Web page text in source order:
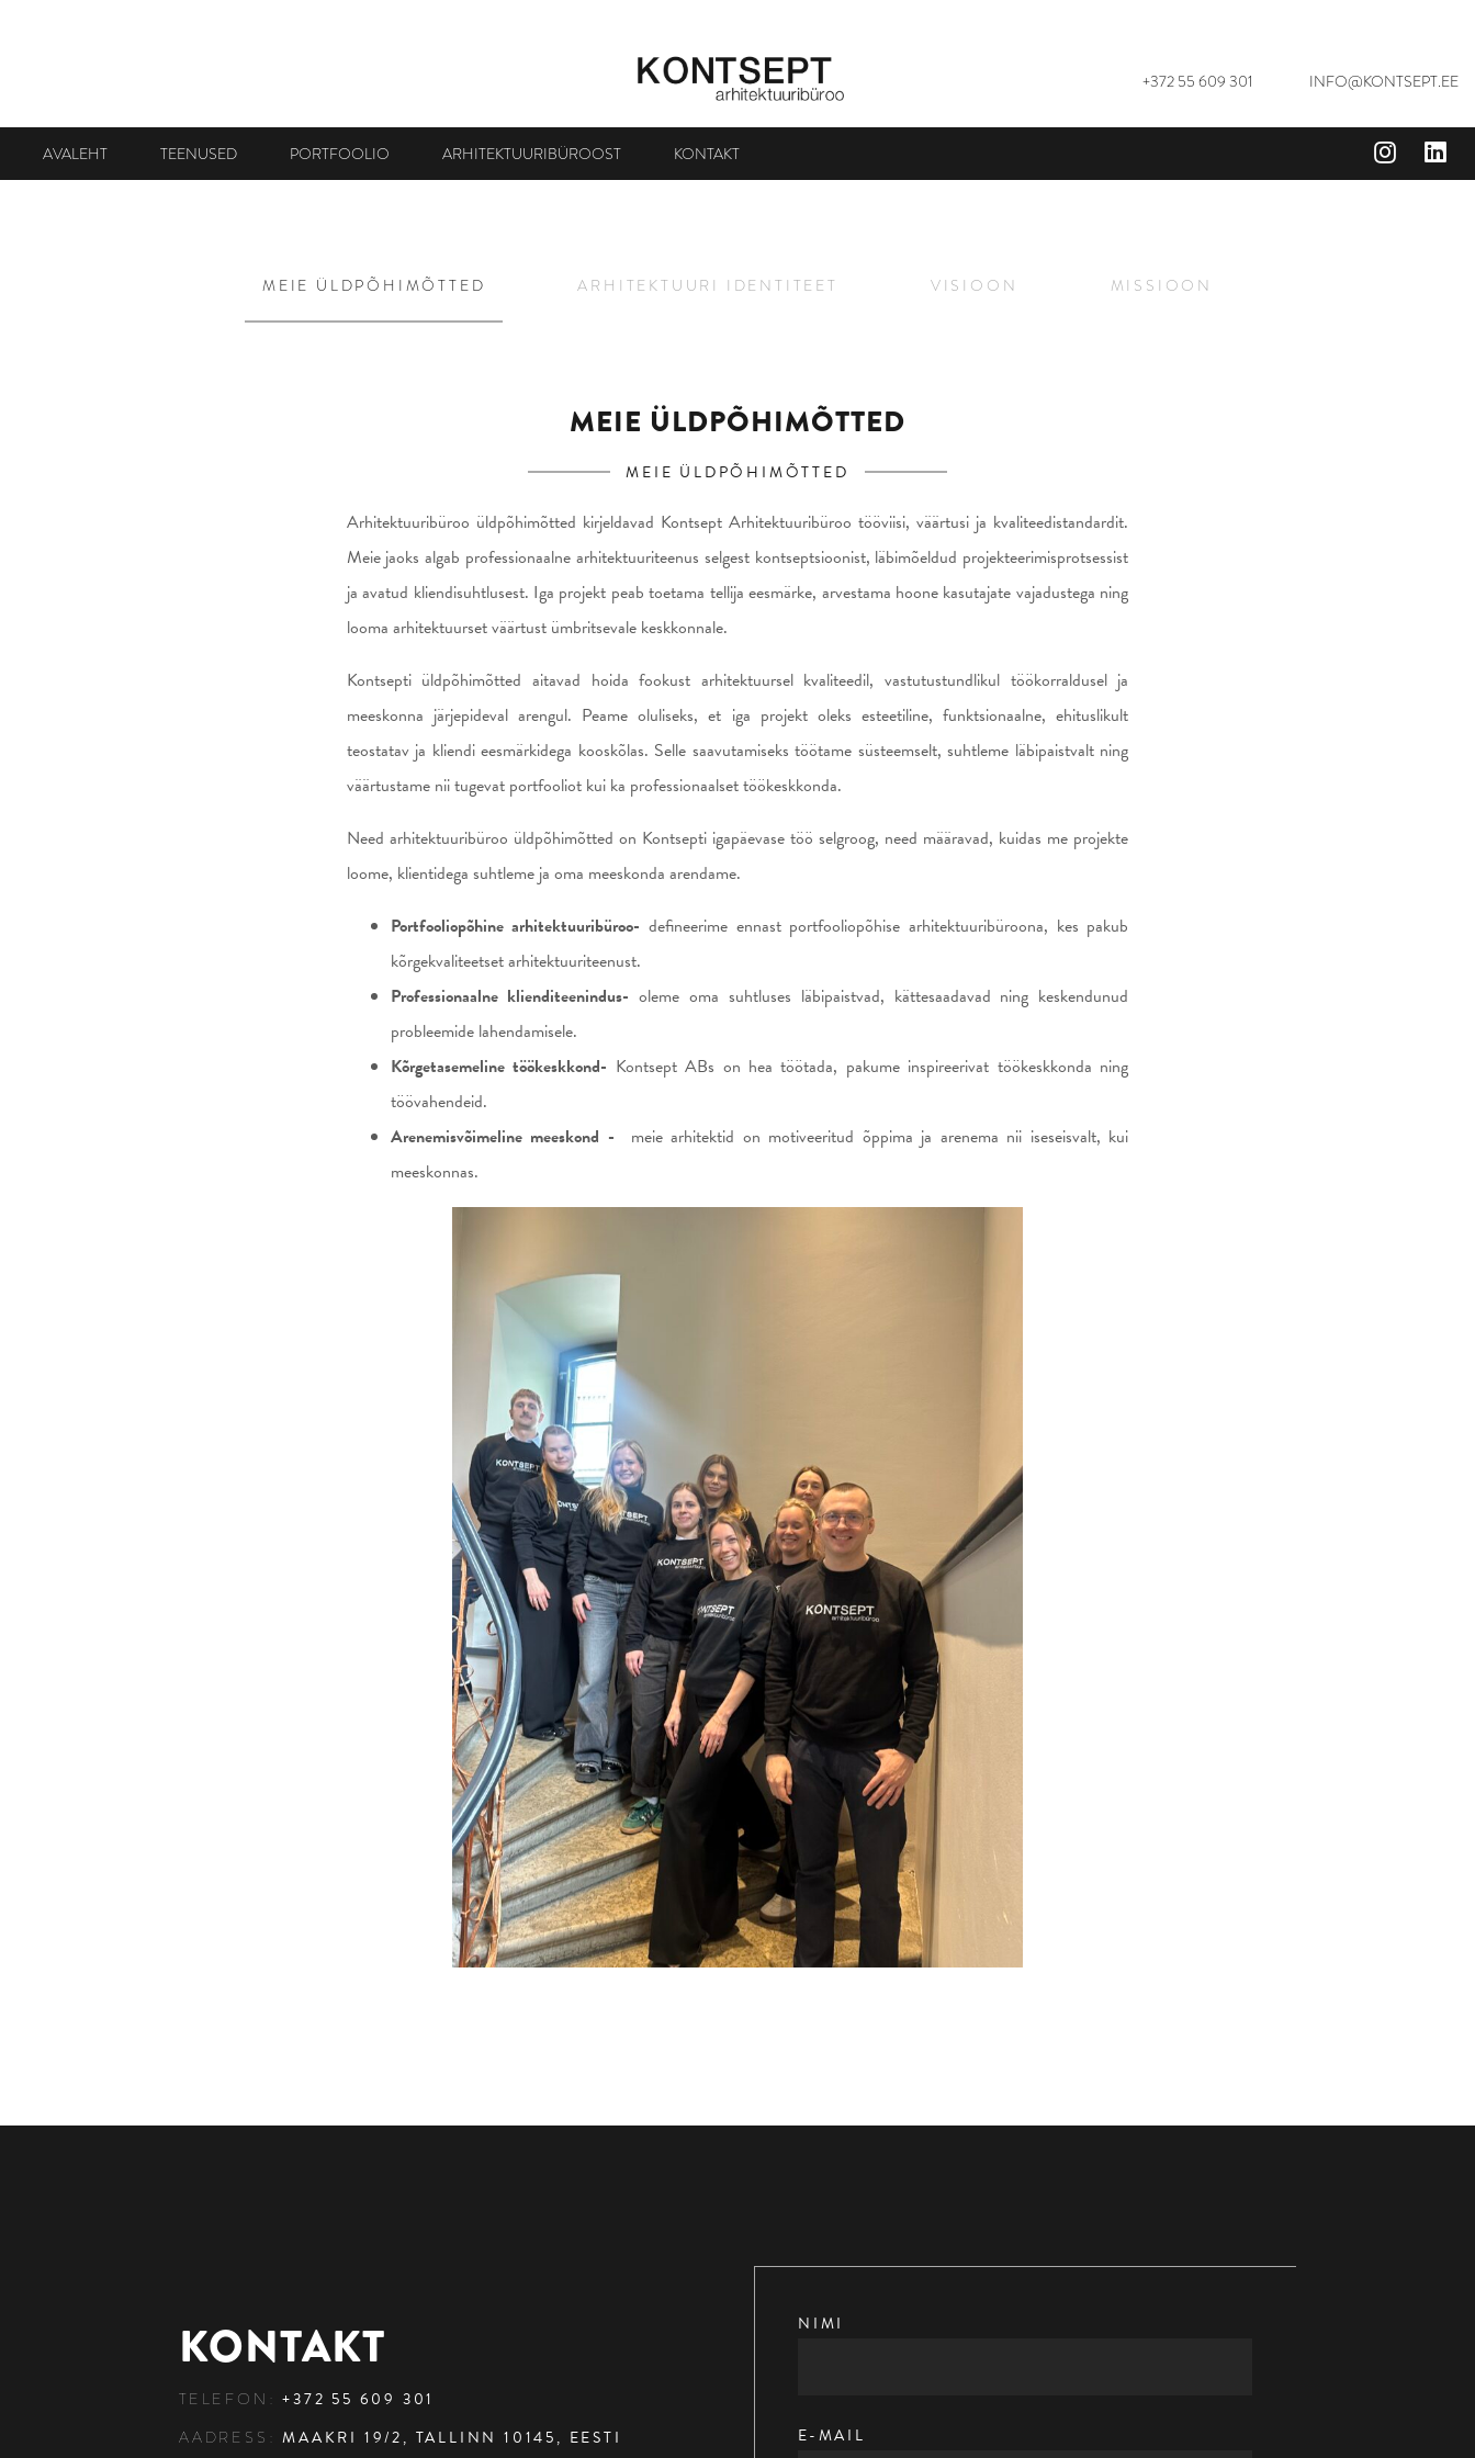
+372 55 609 301 INFO@KONTSEPT.EE
AVALEHT TEENUSED PORTFOOLIO ARHITEKTUURIBÜROOST KONTAKT
MEIE ÜLDPÕHIMÕTTED ARHITEKTUURI IDENTITEET VISIOON MISSIOON
MEIE ÜLDPÕHIMÕTTED
MEIE ÜLDPÕHIMÕTTED
Arhitektuuribüroo üldpõhimõtted kirjeldavad Kontsept Arhitektuuribüroo tööviisi, väärtusi ja kvaliteedistandardit.
Meie jaoks algab professionaalne arhitektuuriteenus selgest kontseptsioonist, läbimõeldud projekteerimisprotsessist
ja avatud kliendisuhtlusest. Iga projekt peab toetama tellija eesmärke, arvestama hoone kasutajate vajadustega ning
looma arhitektuurset väärtust ümbritsevale keskkonnale.
Kontsepti üldpõhimõtted aitavad hoida fookust arhitektuursel kvaliteedil, vastutustundlikul töökorraldusel ja
meeskonna järjepideval arengul. Peame oluliseks, et iga projekt oleks esteetiline, funktsionaalne, ehituslikult
teostatav ja kliendi eesmärkidega kooskõlas. Selle saavutamiseks töötame süsteemselt, suhtleme läbipaistvalt ning
väärtustame nii tugevat portfooliot kui ka professionaalset töökeskkonda.
Need arhitektuuribüroo üldpõhimõtted on Kontsepti igapäevase töö selgroog, need määravad, kuidas me projekte
loome, klientidega suhtleme ja oma meeskonda arendame.
Portfooliopõhine arhitektuuribüroo- defineerime ennast portfooliopõhise arhitektuuribüroona, kes pakub
kõrgekvaliteetset arhitektuuriteenust.
Professionaalne klienditeenindus- oleme oma suhtluses läbipaistvad, kättesaadavad ning keskendunud
probleemide lahendamisele.
Kõrgetasemeline töökeskkond- Kontsept ABs on hea töötada, pakume inspireerivat töökeskkonda ning
töövahendeid.
Arenemisvõimeline meeskond -
meie arhitektid on motiveeritud õppima ja arenema nii iseseisvalt, kui
meeskonnas.
KONTAKT
TELEFON:+372 55 609 301
AADRESS:MAAKRI 19/2, TALLINN 10145, EESTI
NIMI
E-MAIL